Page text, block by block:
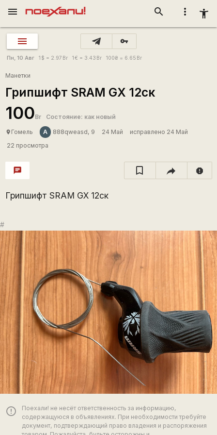
more_vert accessibility_new
search
menu
vpn_key
Пн, 10 Авг 1 $ = 2.97 Br 1€ = 3.43 Br 100₴ = 6.65 Br
Манетки
Грипшифт SRAM GX 12ск
100Br Состояние: как новый
place Гомель A 888qweasd, 9 24 Май
исправлено 24 Май
22 просмотра
chat report
Грипшифт SRAM GX 12ск
#
error_outline
Поехали! не несёт ответственность за информацию,
содержащуюся в объявлениях. При необходимости требуйте
документ, подтверждающий право владения и распоряжения